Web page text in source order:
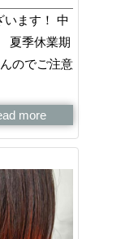
います！ 中
夏季休業期
のでご注意
more